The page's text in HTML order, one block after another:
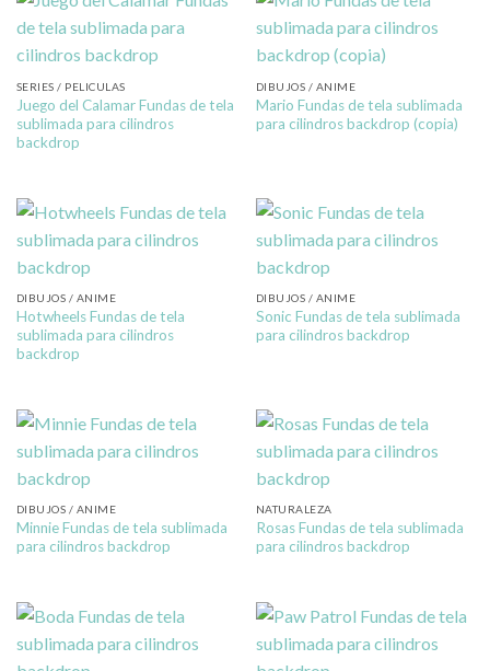
SERIES / PELICULAS
Juego del Calamar Fundas de tela
sublimada para cilindros
backdrop
DIBUJOS / ANIME
Mario Fundas de tela sublimada
para cilindros backdrop (copia)
DIBUJOS / ANIME
Hotwheels Fundas de tela
sublimada para cilindros
backdrop
DIBUJOS / ANIME
Sonic Fundas de tela sublimada
para cilindros backdrop
DIBUJOS / ANIME
Minnie Fundas de tela sublimada
para cilindros backdrop
NATURALEZA
Rosas Fundas de tela sublimada
para cilindros backdrop